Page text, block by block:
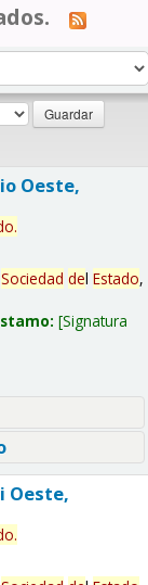
Oeste,
.
Sociedad del Estado,
Signatura
Oeste,
.